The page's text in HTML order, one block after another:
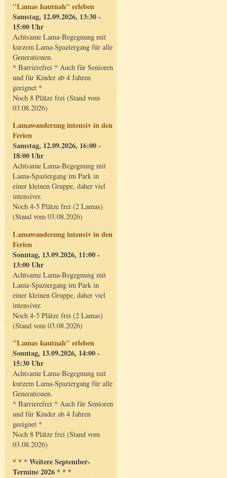
"Lamas hautnah" erleben
Samstag, 12.09.2026, 13:30 -
15:00 Uhr
Achtsame Lama-Begegnung mit
kurzem Lama-Spaziergang für alle
Generationen.
* Barrierefrei * Auch für Senioren
und für Kinder ab 4 Jahren
geeignet *
Noch 8 Plätze frei (Stand vom
03.08.2026)
Lamawanderung intensiv in den
Ferien
Samstag, 12.09.2026, 16:00 -
18:00 Uhr
Achtsame Lama-Begegnung mit
Lama-Spaziergang im Park in
einer kleinen Gruppe, daher viel
intensiver.
Noch 4-5 Plätze frei (2 Lamas)
(Stand vom 03.08.2026)
Lamawanderung intensiv in den
Ferien
Sonntag, 13.09.2026, 11:00 -
13:00 Uhr
Achtsame Lama-Begegnung mit
Lama-Spaziergang im Park in
einer kleinen Gruppe, daher viel
intensiver.
Noch 4-5 Plätze frei (2 Lamas)
(Stand vom 03.08.2026)
"Lamas hautnah" erleben
Sonntag, 13.09.2026, 14:00 -
15:30 Uhr
Achtsame Lama-Begegnung mit
kurzem Lama-Spaziergang für alle
Generationen.
* Barrierefrei * Auch für Senioren
und für Kinder ab 4 Jahren
geeignet *
Noch 8 Plätze frei (Stand vom
03.08.2026)
* * * Weitere September-
Termine 2026 * * *